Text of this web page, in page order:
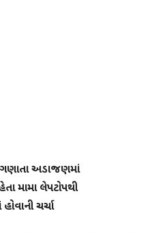
ગણાતા અડાજણમાં
મામા લેપટોપથી
ચર્ચા